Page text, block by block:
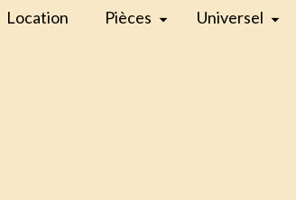
Location Pièces Universel